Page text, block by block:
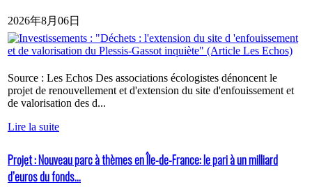
2026年8月06日
Source : Les Echos Des associations écologistes dénoncent le
projet de renouvellement et d'extension du site d'enfouissement et
de valorisation des d...
Lire la suite
Projet : Nouveau parc à thèmes en Île-de-France: le pari à un milliard
d’euros du fonds...